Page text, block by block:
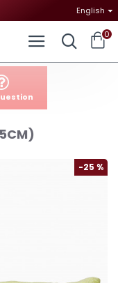
English
0
-25 %